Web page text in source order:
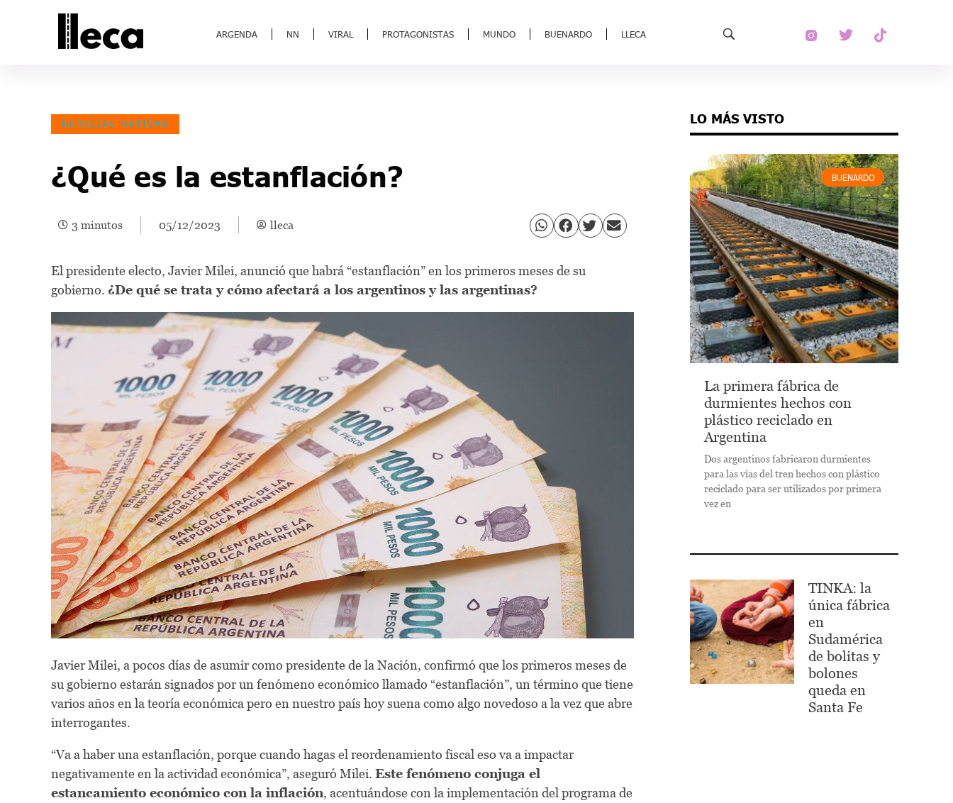
ARGENDA NN VIRAL PROTAGONISTAS MUNDO BUENARDO LLECA
NOTICIAS NATIVAS
¿Qué es la estanflación?
3 minutos 05/12/2023 lleca
El presidente electo, Javier Milei, anunció que habrá “estanflación” en los primeros meses de su
gobierno. ¿De qué se trata y cómo afectará a los argentinos y las argentinas?
Javier Milei, a pocos días de asumir como presidente de la Nación, confirmó que los primeros meses de
su gobierno estarán signados por un fenómeno económico llamado “estanflación”, un término que tiene
varios años en la teoría económica pero en nuestro país hoy suena como algo novedoso a la vez que abre
interrogantes.
“Va a haber una estanflación, porque cuando hagas el reordenamiento fiscal eso va a impactar
negativamente en la actividad económica”, aseguró Milei. Este fenómeno conjuga el
estancamiento económico con la inflación, acentuándose con la implementación del programa de
LO MÁS VISTO
BUENARDO
La primera fábrica de
durmientes hechos con
plástico reciclado en
Argentina
Dos argentinos fabricaron durmientes
para las vías del tren hechos con plástico
reciclado para ser utilizados por primera
vez en
TINKA: la
única fábrica
en
Sudamérica
de bolitas y
bolones
queda en
Santa Fe